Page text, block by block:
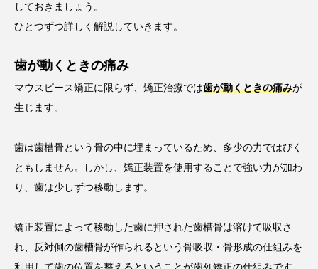
しておきましょう。
ひとつずつ詳しく解説していきます。
歯が動くときの痛み
マウスピース矯正に限らず、矯正治療では歯が動くときの痛みが
生じます。
歯は歯槽骨という骨の中に埋まっているため、多少の力ではびく
ともしません。しかし、矯正装置を使用することで強い力が加わ
り、歯は少しずつ移動します。
矯正装置によって移動した歯に押された歯槽骨は溶けて吸収さ
れ、反対側の歯槽骨が作られるという骨吸収・骨形成の仕組みを